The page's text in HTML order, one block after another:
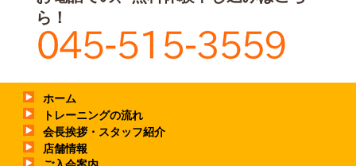
ら！
ホーム
トレーニングの流れ
会長挨拶・スタッフ紹介
店舗情報